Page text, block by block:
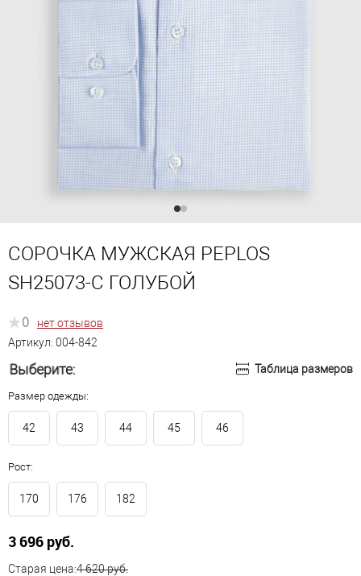
СОРОЧКА МУЖСКАЯ PEPLOS
SH25073-C ГОЛУБОЙ
0
нет отзывов
Артикул: 004-842
Выберите: Таблица размеров
Размер одежды:
42 43 44 45 46
Рост:
170 176 182
3 696 руб.
Старая цена:4 620 руб.